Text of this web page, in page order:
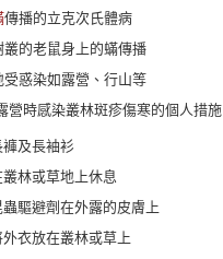
傳播的立克次氏體病
叢的老鼠身上的蟎傳播
受惑染如露營、行山等
營時感染叢林斑疹傷寒的個人措施
褲及長袖衫
叢林或草地上休息
蟲驅避劑在外露的皮膚上
外衣放在叢林或草上